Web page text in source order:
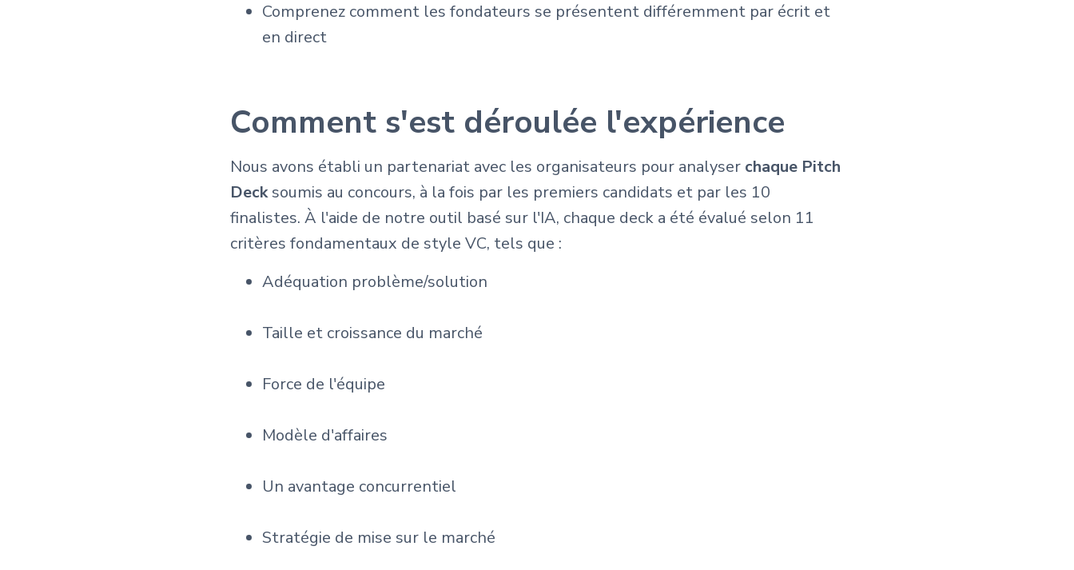
Comprenez comment les fondateurs se présentent différemment par écrit et
en direct
Comment s'est déroulée l'expérience
Nous avons établi un partenariat avec les organisateurs pour analyser chaque Pitch
Decksoumis au concours, à la fois par les premiers candidats et par les 10
finalistes. À l'aide de notre outil basé sur l'IA, chaque deck a été évalué selon 11
critères fondamentaux de style VC, tels que :
Adéquation problème/solution
Taille et croissance du marché
Force de l'équipe
Modèle d'affaires
Un avantage concurrentiel
Stratégie de mise sur le marché